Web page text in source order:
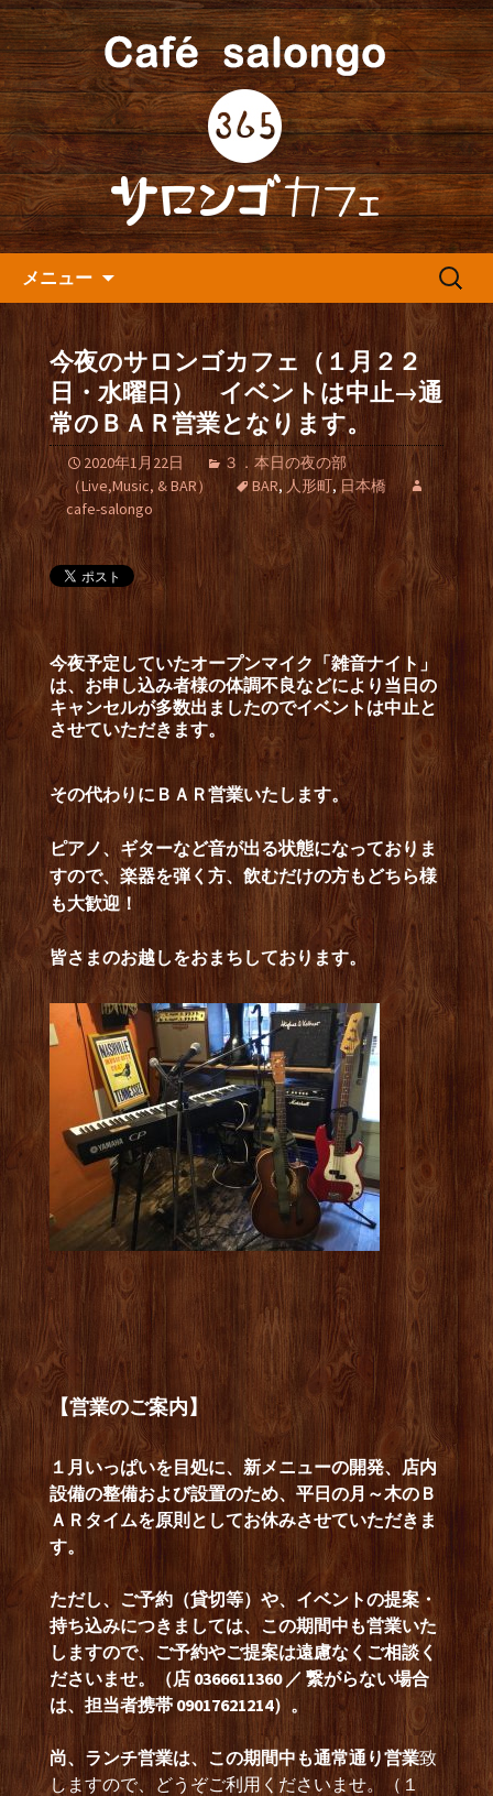
人形町の『365(サロンゴ)カフ
ェ』よりお知らせ
人形町の音楽カフェ『365カフェ』より
最新情報をお届けします。
メニュー
検
今夜のサロンゴカフェ（１月２２
日・水曜日） イベントは中止→通
常のＢＡＲ営業となります。
2020年1月22日
３．本日の夜の部
（Live,Music, & BAR）
BAR, 人形町, 日本橋
cafe-salongo
今夜予定していたオープンマイク「雑音ナイト」
は、お申し込み者様の体調不良などにより当日の
キャンセルが多数出ましたのでイベントは中止と
させていただきます。
その代わりにＢＡＲ営業いたします。
ピアノ、ギターなど音が出る状態になっておりま
すので、楽器を弾く方、飲むだけの方もどちら様
も大歓迎！
皆さまのお越しをおまちしております。
【営業のご案内】
１月いっぱいを目処に、新メニューの開発、店内
設備の整備および設置のため、平日の月～木のＢ
ＡＲタイムを原則としてお休みさせていただきま
す。
ただし、ご予約（貸切等）や、イベントの提案・
持ち込みにつきましては、この期間中も営業いた
しますので、ご予約やご提案は遠慮なくご相談く
ださいませ。（店 0366611360 ／ 繋がらない場合
は、担当者携帯 09017621214）。
尚、ランチ営業は、この期間中も通常通り営業致
しますので、どうぞご利用くださいませ。（１